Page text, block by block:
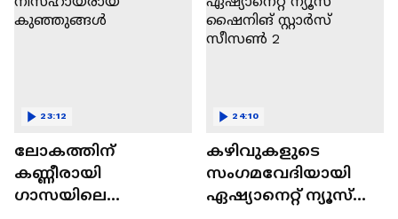
ലോകത്തിന്
കണ്ണീരായി
ഗാസയിലെ
23:12
കഴിവുകളുടെ
സംഗമവേദിയായി
ഏഷ്യാനെറ്റ് ന്യൂസ്
24:10